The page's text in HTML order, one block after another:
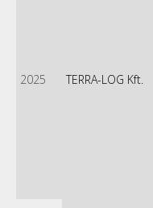
2025 TERRA-LOG Kft.